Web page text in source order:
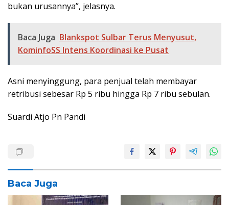
bukan urusannya”, jelasnya.
Baca Juga Blankspot Sulbar Terus Menyusut,
KominfoSS Intens Koordinasi ke Pusat
Asni menyinggung, para penjual telah membayar
retribusi sebesar Rp 5 ribu hingga Rp 7 ribu sebulan.
Suardi Atjo Pn Pandi
Baca Juga